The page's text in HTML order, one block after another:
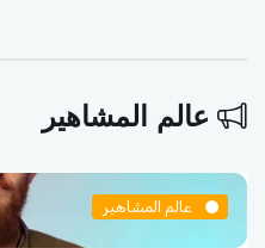
عالم المشاهير